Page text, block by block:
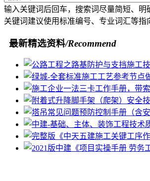
输入关键词后回车，搜索词尽量简短、明
关键词建议使用标准编号、专业词汇等指
最新精选资料/Recommend